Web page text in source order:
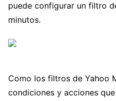
puede configurar un filtro
minutos.
Como los filtros de Yahoo
condiciones y acciones